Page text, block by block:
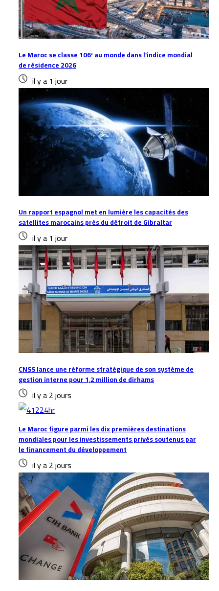
Le Maroc se classe 106ᵉ au monde dans l’indice mondial
de résidence 2026
il y a 1 jour
Un rapport espagnol met en lumière les capacités des
satellites marocains près du détroit de Gibraltar
il y a 1 jour
CNSS lance une réforme stratégique de son système de
gestion interne pour 1,2 million de dirhams
il y a 2 jours
Le Maroc figure parmi les dix premières destinations
mondiales pour les investissements privés soutenus par
le financement du développement
il y a 2 jours